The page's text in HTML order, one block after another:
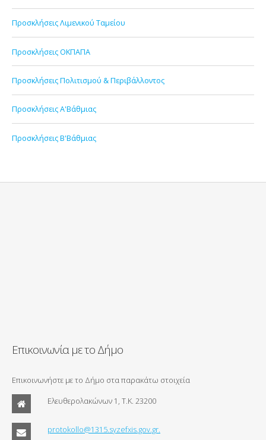
Προσκλήσεις Λιμενικού Ταμείου
Προσκλήσεις ΟΚΠΑΠΑ
Προσκλήσεις Πολιτισμού & Περιβάλλοντος
Προσκλήσεις Α'Βάθμιας
Προσκλήσεις Β'Βάθμιας
Επικοινωνία με το Δήμο
Επικοινωνήστε με το Δήμο στα παρακάτω στοιχεία
Ελευθερολακώνων 1, Τ.Κ. 23200
protokollo@1315.syzefxis.gov.gr.